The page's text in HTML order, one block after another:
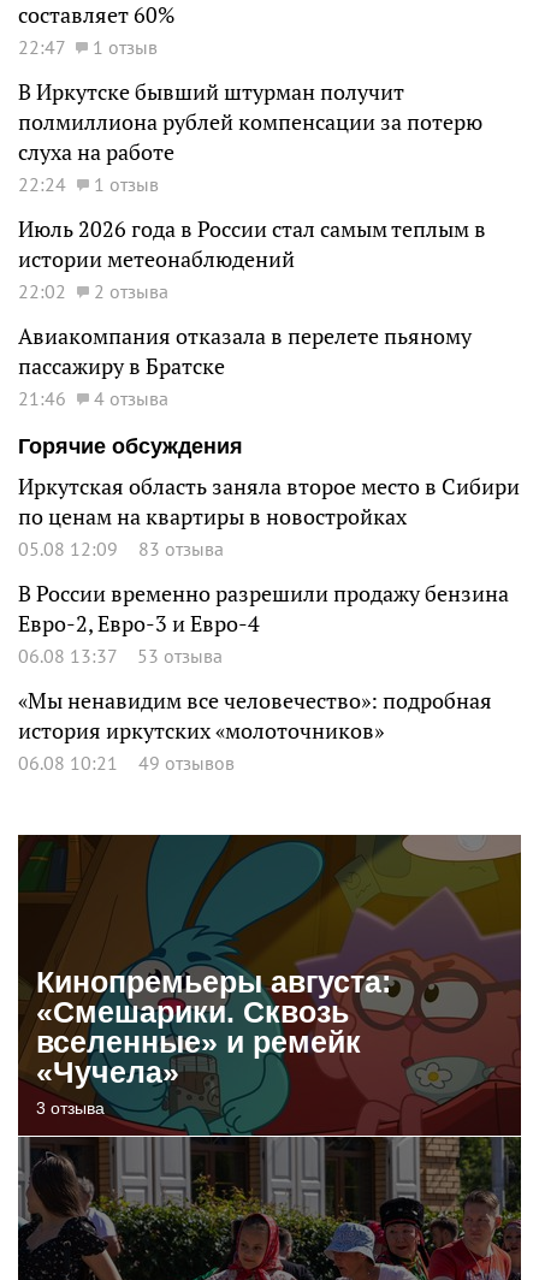
составляет 60%
22:47 1 отзыв
В Иркутске бывший штурман получит
полмиллиона рублей компенсации за потерю
слуха на работе
22:24 1 отзыв
Июль 2026 года в России стал самым теплым в
истории метеонаблюдений
22:02 2 отзыва
Авиакомпания отказала в перелете пьяному
пассажиру в Братске
21:46
4 отзыва
Горячие обсуждения
Иркутская область заняла второе место в Сибири
по ценам на квартиры в новостройках
05.08 12:09 83 отзыва
В России временно разрешили продажу бензина
Евро-2, Евро-3 и Евро-4
06.08 13:37 53 отзыва
«Мы ненавидим все человечество»: подробная
история иркутских «молоточников»
06.08 10:21 49 отзывов
Кинопремьеры августа:
«Смешарики. Сквозь
вселенные» и ремейк
«Чучела»
3 отзыва